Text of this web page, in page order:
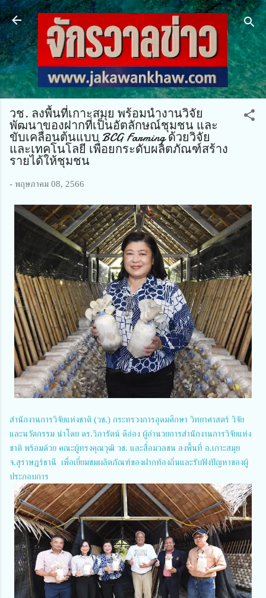
ข้ามไปที่เนื้อหาหลัก
วช. ลงพื้นที่เกาะสมุย พร้อมนำงานวิจัย
พัฒนาของฝากที่เป็นอัตลักษณ์ชุมชน และ
ขับเคลื่อนต้นแบบ BCG Farming ด้วยวิจัย
และเทคโนโลยี เพื่อยกระดับผลิตภัณฑ์สร้าง
รายได้ให้ชุมชน
- พฤษภาคม 08, 2566
สำนักงานการวิจัยแห่งชาติ (วช.) กระทรวงการอุดมศึกษา วิทยาศาสตร์ วิจัย
และนวัตกรรม นำโดย ดร.วิภารัตน์ ดีอ่อง ผู้อำนวยการสำนักงานการวิจัยแห่ง
ชาติ พร้อมด้วย คณะผู้ทรงคุณวุฒิ วช. และสื่อมวลชน ลงพื้นที่ อ.เกาะสมุย
จ.สุราษฎร์ธานี เพื่อเยี่ยมชมผลิตภัณฑ์ของฝากท้องถิ่นและรับฟังปัญหาของผู้
ประกอบการ